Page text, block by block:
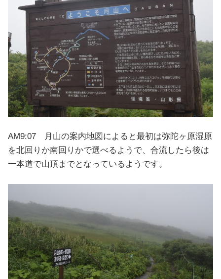
AM9:07 月山の案内地図によると最初は弥陀ヶ原湿原
を北回りか南回りかで選べるようで、合流したら後は
一本道で山頂までとなっているようです。